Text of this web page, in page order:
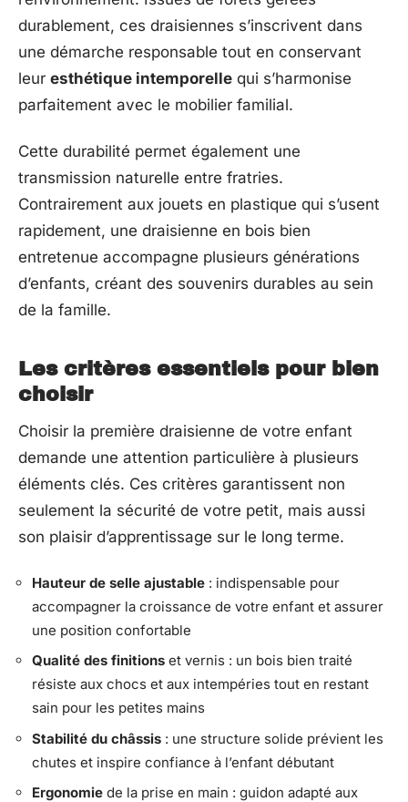
durablement, ces draisiennes s’inscrivent dans
une démarche responsable tout en conservant
leur esthétique intemporelle qui s’harmonise
parfaitement avec le mobilier familial.
Cette durabilité permet également une
transmission naturelle entre fratries.
Contrairement aux jouets en plastique qui s’usent
rapidement, une draisienne en bois bien
entretenue accompagne plusieurs générations
d’enfants, créant des souvenirs durables au sein
de la famille.
Les critères essentiels pour bien
choisir
Choisir la première draisienne de votre enfant
demande une attention particulière à plusieurs
éléments clés. Ces critères garantissent non
seulement la sécurité de votre petit, mais aussi
son plaisir d’apprentissage sur le long terme.
Hauteur de selle ajustable : indispensable pour
accompagner la croissance de votre enfant et assurer
une position confortable
Qualité des finitions et vernis : un bois bien traité
résiste aux chocs et aux intempéries tout en restant
sain pour les petites mains
Stabilité du châssis : une structure solide prévient les
chutes et inspire confiance à l’enfant débutant
Ergonomie de la prise en main : guidon adapté aux